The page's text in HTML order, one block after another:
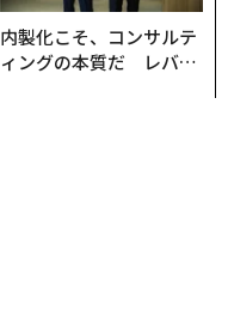
内製化こそ、コンサルテ
ィングの本質だ レバレ